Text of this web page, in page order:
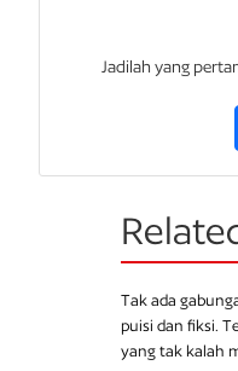
Jadilah yang
Tak ada
puisi dan fiksi.
yang tak kalah